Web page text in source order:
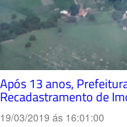
Após 13 anos,
Recadastramento de
19/03/2019 ás 16:01:00